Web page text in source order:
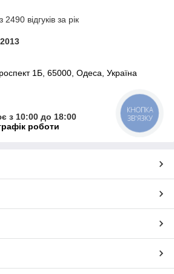
відгуків за рік
1Б, 65000, Одеса, Україна
з 10:00 до 18:00
роботи
КНОПКА
ЗВ'ЯЗКУ